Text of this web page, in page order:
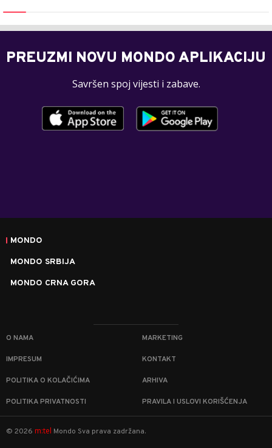
PREUZMI NOVU MONDO APLIKACIJU
Savršen spoj vijesti i zabave.
MONDO
MONDO SRBIJA
MONDO CRNA GORA
O NAMA MARKETING
IMPRESUM KONTAKT
POLITIKA O KOLAČIĆIMA ARHIVA
POLITIKA PRIVATNOSTI PRAVILA I USLOVI KORIŠĆENJA
© 2026 m:tel Mondo Sva prava zadržana.